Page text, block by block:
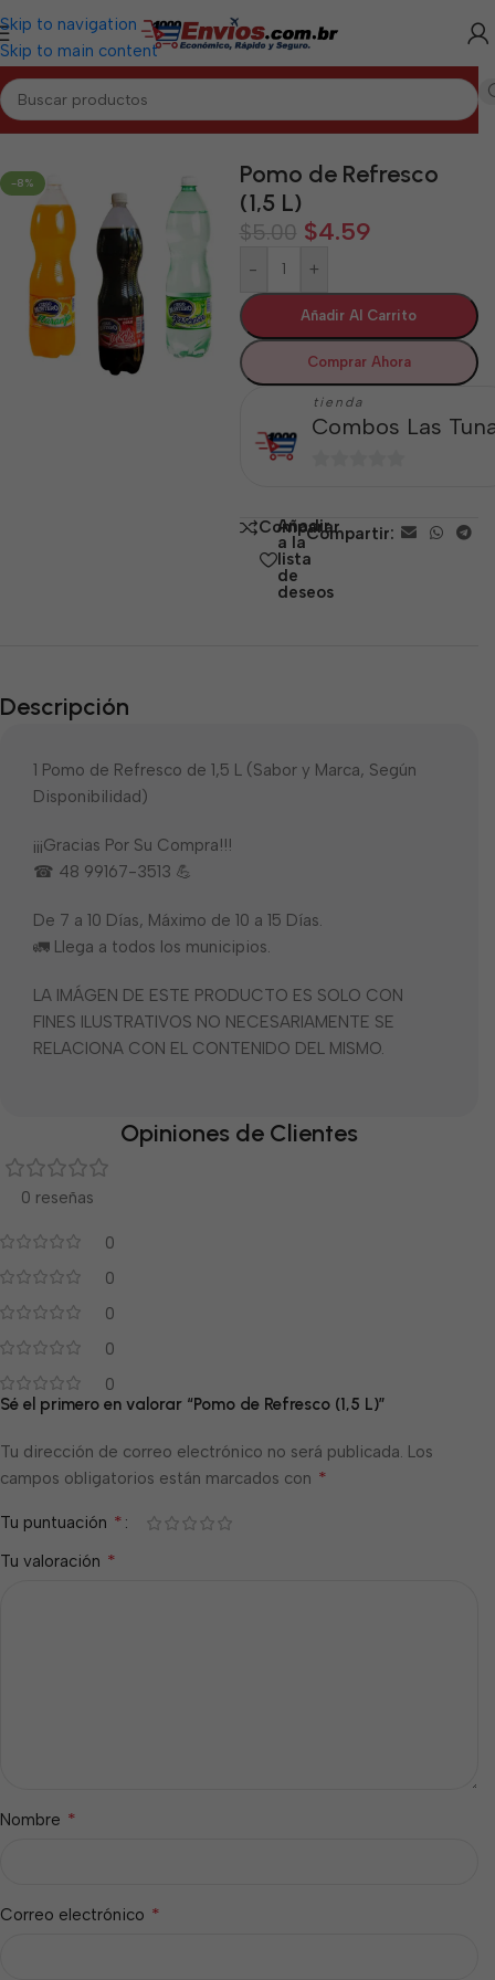
Skip to navigation
Skip to main content
Inicio/LAS TUNAS/Bebidas Las Tunas
-8%
Pomo de Refresco
(1,5 L)
$5.00 $4.59
- +
Añadir Al Carrito
Comprar Ahora
tienda
Combos Las
5
Comparar
Añadir
a la
lista
de
deseos
Compartir:
Descripción
1 Pomo de Refresco de 1,5 L (Sabor y Marca, Según
Disponibilidad)
¡¡¡Gracias Por Su Compra!!!
☎ 48 99167-3513 💪
De 7 a 10 Días, Máximo de 10 a 15 Días.
🚛 Llega a todos los municipios.
LA IMÁGEN DE ESTE PRODUCTO ES SOLO CON
FINES ILUSTRATIVOS NO NECESARIAMENTE SE
RELACIONA CON EL CONTENIDO DEL MISMO.
Opiniones de Clientes
0 reseñas
0
0
0
0
0
Sé el primero en valorar “Pomo de Refresco (1,5 L)”
Tu dirección de correo electrónico no será publicada. Los
campos obligatorios están marcados con *
Tu puntuación *
Tu valoración *
Nombre *
Correo electrónico *